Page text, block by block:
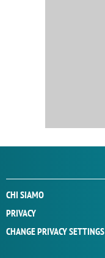
CHI SIAMO
PRIVACY
CHANGE PRIVACY SETTINGS